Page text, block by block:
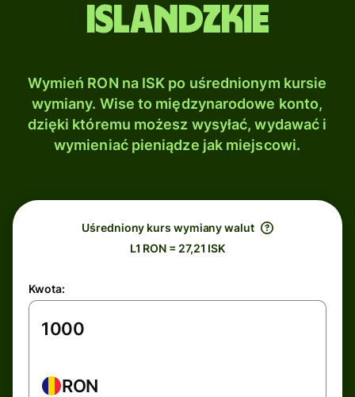
islandzkie
Wymień RON na ISK po uśrednionym kursie
wymiany. Wise to międzynarodowe konto,
dzięki któremu możesz wysyłać, wydawać i
wymieniać pieniądze jak miejscowi.
Uśredniony kurs wymiany walut
L1 RON = 27,21 ISK
Kwota:
RON